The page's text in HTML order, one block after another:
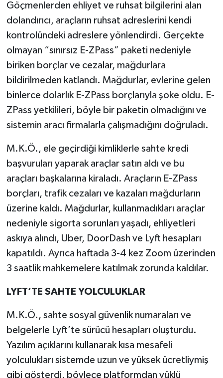
Göçmenlerden ehliyet ve ruhsat bilgilerini alan
dolandırıcı, araçların ruhsat adreslerini kendi
kontrolündeki adreslere yönlendirdi. Gerçekte
olmayan “sınırsız E-ZPass” paketi nedeniyle
biriken borçlar ve cezalar, mağdurlara
bildirilmeden katlandı. Mağdurlar, evlerine gelen
binlerce dolarlık E-ZPass borçlarıyla şoke oldu. E-
ZPass yetkilileri, böyle bir paketin olmadığını ve
sistemin aracı firmalarla çalışmadığını doğruladı.
M.K.Ö., ele geçirdiği kimliklerle sahte kredi
başvuruları yaparak araçlar satın aldı ve bu
araçları başkalarına kiraladı. Araçların E-ZPass
borçları, trafik cezaları ve kazaları mağdurların
üzerine kaldı. Mağdurlar, kullanmadıkları araçlar
nedeniyle sigorta sorunları yaşadı, ehliyetleri
askıya alındı, Uber, DoorDash ve Lyft hesapları
kapatıldı. Ayrıca haftada 3-4 kez Zoom üzerinden
3 saatlik mahkemelere katılmak zorunda kaldılar.
LYFT’TE SAHTE YOLCULUKLAR
M.K.Ö., sahte sosyal güvenlik numaraları ve
belgelerle Lyft’te sürücü hesapları oluşturdu.
Yazılım açıklarını kullanarak kısa mesafeli
yolculukları sistemde uzun ve yüksek ücretliymiş
gibi gösterdi, böylece platformdan yüklü